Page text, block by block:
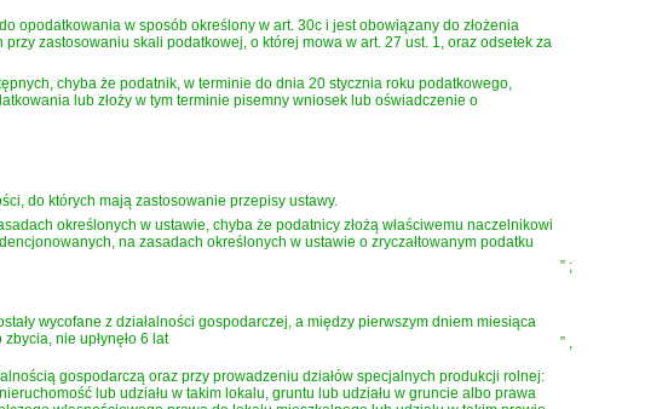
opodatkowania w sposób określony w art. 30c i jest obowiązany do złożenia
zastosowaniu skali podatkowej, o której mowa w art. 27 ust. 1, oraz odsetek za
chyba że podatnik, w terminie do dnia 20 stycznia roku podatkowego,
lub złoży w tym terminie pisemny wniosek lub oświadczenie o
do których mają zastosowanie przepisy ustawy.
określonych w ustawie, chyba że podatnicy złożą właściwemu naczelnikowi
na zasadach określonych w ustawie o zryczałtowanym podatku
” ;
wycofane z działalności gospodarczej, a między pierwszym dniem miesiąca
nie upłynęło 6 lat
” ,
gospodarczą oraz przy prowadzeniu działów specjalnych produkcji rolnej:
lub udziału w takim lokalu, gruntu lub udziału w gruncie albo prawa